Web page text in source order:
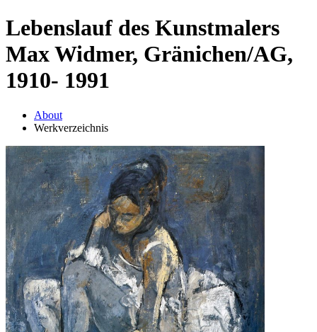
Lebenslauf des Kunstmalers
Max Widmer, Gränichen/AG,
1910- 1991
About
Werkverzeichnis